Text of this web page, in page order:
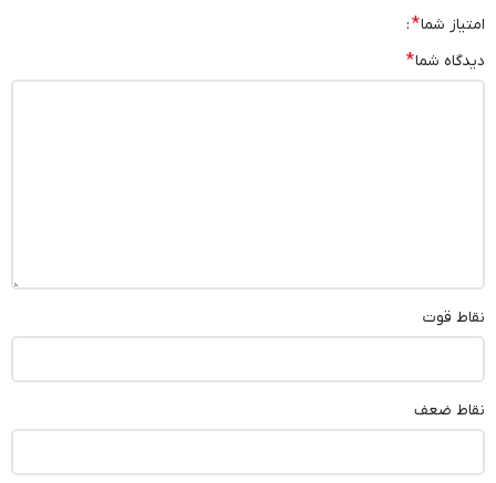
امتیاز شما*
دیدگاه شما*
نقاط قوت
نقاط ضعف